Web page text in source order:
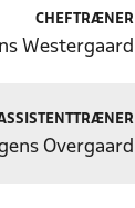
CHEFTRÆNER
Westergaard
Overgaard